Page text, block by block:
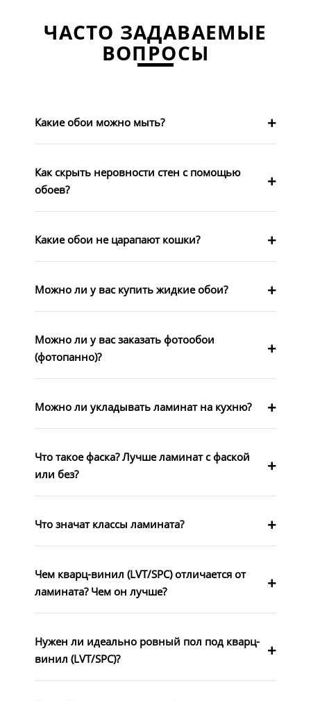
ЧАСТО ЗАДАВАЕМЫЕ
ВОПРОСЫ
Какие обои можно мыть?
Как скрыть неровности стен с помощью
обоев?
Какие обои не царапают кошки?
Можно ли у вас купить жидкие обои?
Можно ли у вас заказать фотообои
(фотопанно)?
Можно ли укладывать ламинат на кухню?
Что такое фаска? Лучше ламинат с фаской
или без?
Что значат классы ламината?
Чем кварц-винил (LVT/SPC) отличается от
ламината? Чем он лучше?
Нужен ли идеально ровный пол под кварц-
винил (LVT/SPC)?